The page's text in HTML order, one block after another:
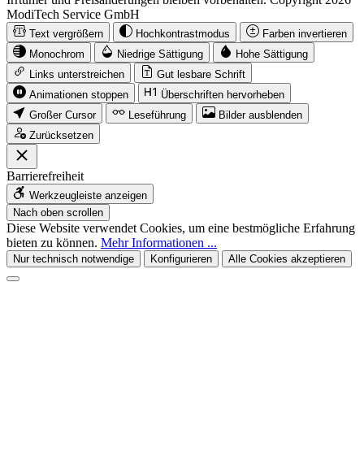
ModiTech Service GmbH
Text vergrößern Hochkontrastmodus
Farben invertieren
Monochrom
Niedrige Sättigung
Hohe Sättigung
Links unterstreichen
Gut lesbare Schrift
Animationen stoppen
Überschriften hervorheben
Großer Cursor
Leseführung
Bilder ausblenden
Zurücksetzen
Barrierefreiheit
Werkzeugleiste anzeigen
Nach oben scrollen
Diese Website verwendet Cookies, um eine bestmögliche Erfahrung
bieten zu können. Mehr Informationen ...
Nur technisch notwendige Konfigurieren Alle Cookies akzeptieren